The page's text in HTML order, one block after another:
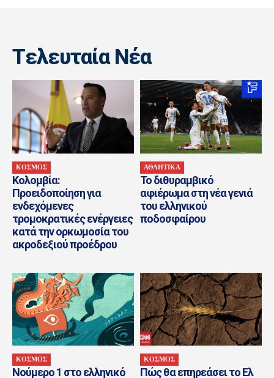
Tελευταία Nέα
ΚΟΣΜΟΣ
Κολομβία:
Προειδοποίηση για
ενδεχόμενες
τρομοκρατικές ενέργειες
κατά την ορκωμοσία του
ακροδεξιού προέδρου
ΑΘΛΗΤΙΚΑ
Το διθυραμβικό
αφιέρωμα στη νέα γενιά
του ελληνικού
ποδοσφαίρου
ΚΟΣΜΟΣ
Νούμερο 1 στο ελληνικό
ΚΟΣΜΟΣ
Πώς θα επηρεάσει το Ελ